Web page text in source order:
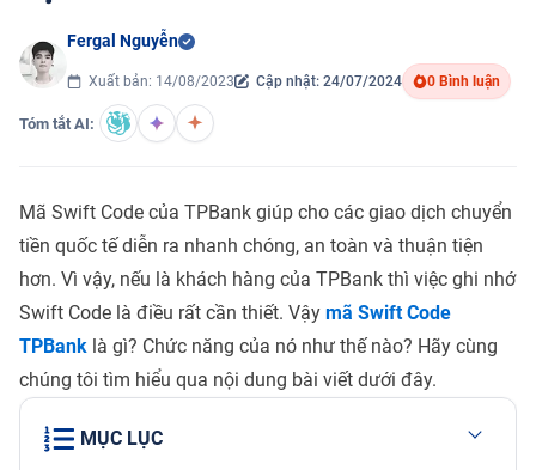
Fergal Nguyễn
Xuất bản: 14/08/2023 Cập nhật: 24/07/2024 0 Bình luận
Tóm tắt AI:
Mã Swift Code của TPBank giúp cho các giao dịch chuyển
tiền quốc tế diễn ra nhanh chóng, an toàn và thuận tiện
hơn. Vì vậy, nếu là khách hàng của TPBank thì việc ghi nhớ
Swift Code là điều rất cần thiết. Vậy mã Swift Code
TPBank là gì? Chức năng của nó như thế nào? Hãy cùng
chúng tôi tìm hiểu qua nội dung bài viết dưới đây.
MỤC LỤC